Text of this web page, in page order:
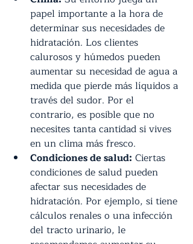
papel importante a la hora de
determinar sus necesidades de
hidratación. Los clientes
calurosos y húmedos pueden
aumentar su necesidad de agua a
medida que pierde más líquidos a
través del sudor. Por el
contrario, es posible que no
necesites tanta cantidad si vives
en un clima más fresco.
Condiciones de salud: Ciertas
condiciones de salud pueden
afectar sus necesidades de
hidratación. Por ejemplo, si tiene
cálculos renales o una infección
del tracto urinario, le